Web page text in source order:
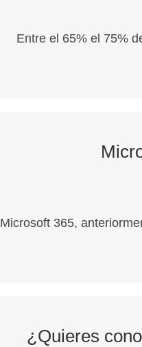
Entre el 65% el 75%
Microsoft 365,
¿Quieres